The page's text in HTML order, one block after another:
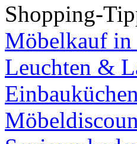
Shopping-
Möbelkauf in
Leuchten &